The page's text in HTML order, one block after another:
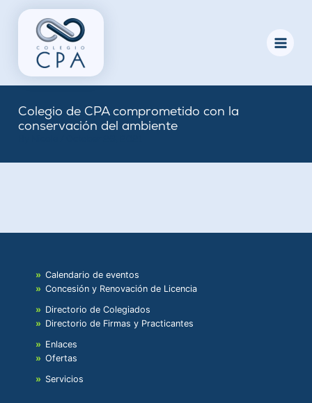
Colegio de CPA comprometido con la
conservación del ambiente
Calendario de eventos
Concesión y Renovación de Licencia
Directorio de Colegiados
Directorio de Firmas y Practicantes
Enlaces
Ofertas
Servicios